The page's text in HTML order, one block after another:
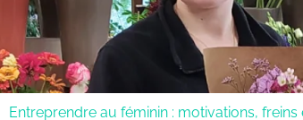
Entreprendre au féminin : motivations,